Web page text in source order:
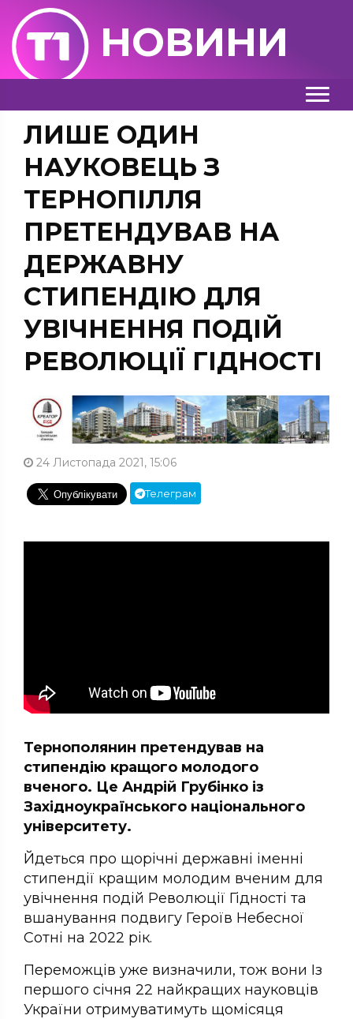
НОВИНИ
ЛИШЕ ОДИН
НАУКОВЕЦЬ З
ТЕРНОПІЛЛЯ
ПРЕТЕНДУВАВ НА
ДЕРЖАВНУ
СТИПЕНДІЮ ДЛЯ
УВІЧНЕННЯ ПОДІЙ
РЕВОЛЮЦІЇ ГІДНОСТІ
24 Листопада 2021, 15:06
Телеграм
Тернополянин претендував на
стипендію кращого молодого
вченого. Це Андрій Грубінко із
Західноукраїнського національного
університету.
Йдеться про щорічні державні іменні
стипендії кращим молодим вченим для
увічнення подій Революції Гідності та
вшанування подвигу Героїв Небесної
Сотні на 2022 рік.
Переможців уже визначили, тож вони Із
першого січня 22 найкращих науковців
України отримуватимуть щомісяця